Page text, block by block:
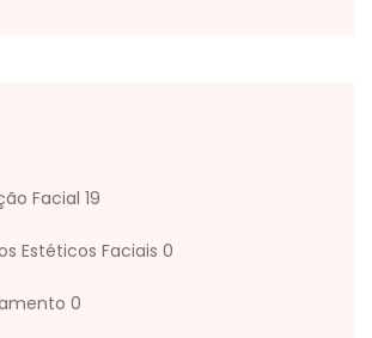
Facial 19
Estéticos Faciais 0
0